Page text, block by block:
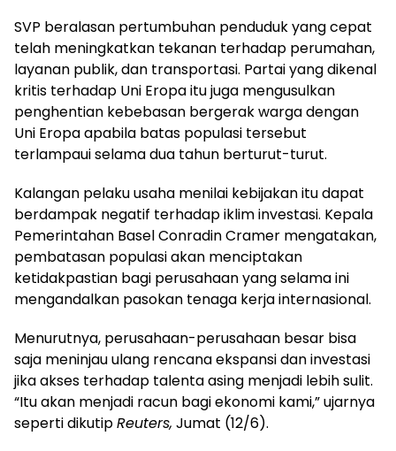
SVP beralasan pertumbuhan penduduk yang cepat
telah meningkatkan tekanan terhadap perumahan,
layanan publik, dan transportasi. Partai yang dikenal
kritis terhadap Uni Eropa itu juga mengusulkan
penghentian kebebasan bergerak warga dengan
Uni Eropa apabila batas populasi tersebut
terlampaui selama dua tahun berturut-turut.
Kalangan pelaku usaha menilai kebijakan itu dapat
berdampak negatif terhadap iklim investasi. Kepala
Pemerintahan Basel Conradin Cramer mengatakan,
pembatasan populasi akan menciptakan
ketidakpastian bagi perusahaan yang selama ini
mengandalkan pasokan tenaga kerja internasional.
Menurutnya, perusahaan-perusahaan besar bisa
saja meninjau ulang rencana ekspansi dan investasi
jika akses terhadap talenta asing menjadi lebih sulit.
“Itu akan menjadi racun bagi ekonomi kami,” ujarnya
seperti dikutipReuters, Jumat (12/6).